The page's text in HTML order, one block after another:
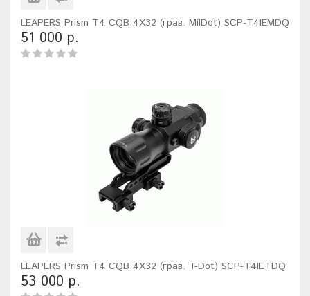
LEAPERS Prism T4 CQB 4X32 (грав. MilDot) SCP-T4IEMDQ
51 000 р.
LEAPERS Prism T4 CQB 4X32 (грав. T-Dot) SCP-T4IETDQ
53 000 р.